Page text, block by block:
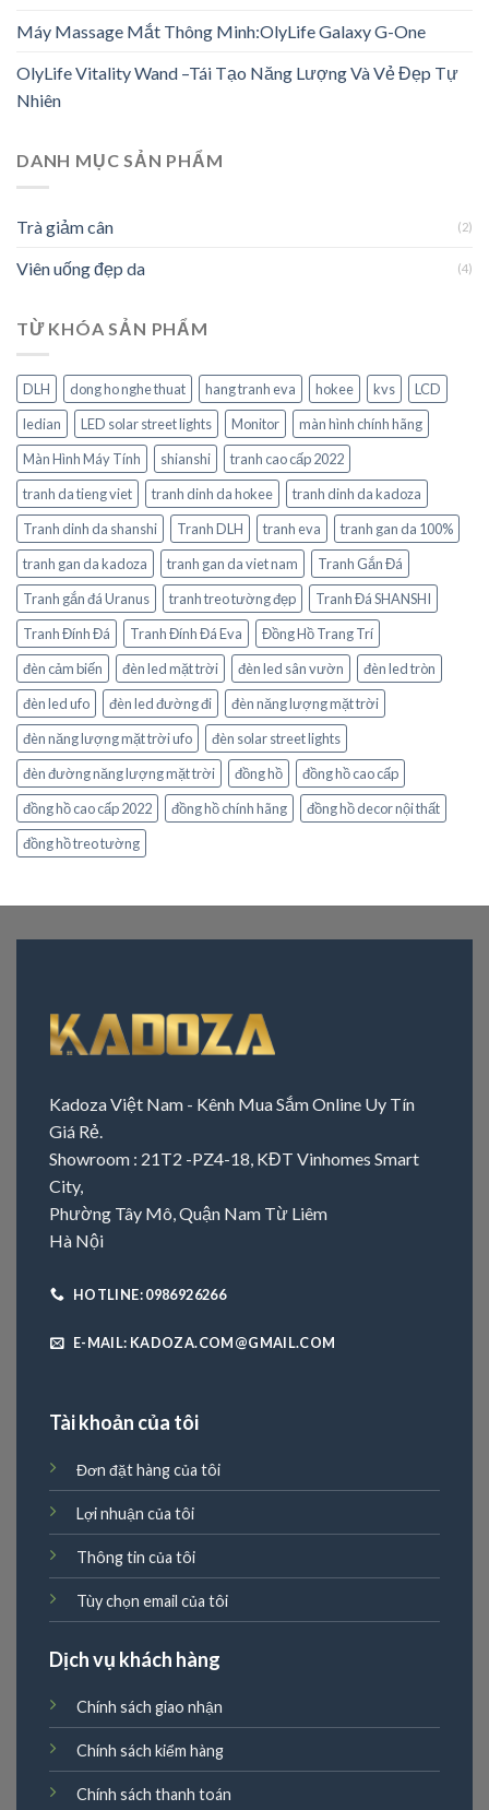
Máy Massage Mắt Thông Minh:OlyLife Galaxy G-One
OlyLife Vitality Wand –Tái Tạo Năng Lượng Và Vẻ Đẹp Tự
Nhiên
DANH MỤC SẢN PHẨM
Trà giảm cân (2)
Viên uống đẹp da (4)
TỪ KHÓA SẢN PHẨM
DLH dong ho nghe thuat hang tranh eva hokee kvs
LCD
ledian
LED solar street lights Monitor
màn hình chính hãng
Màn Hình Máy Tính
shianshi
tranh cao cấp 2022
tranh da tieng viet
tranh dinh da hokee
tranh dinh da kadoza
Tranh dinh da shanshi
Tranh DLH tranh eva
tranh gan da 100%
tranh gan da kadoza
tranh gan da viet nam
Tranh Gắn Đá
Tranh gắn đá Uranus
tranh treo tường đẹp
Tranh Đá SHANSHI
Tranh Đính Đá
Tranh Đính Đá Eva
Đồng Hồ Trang Trí
đèn cảm biến
đèn led mặt trời đèn led sân vườn
đèn led tròn
đèn led ufo
đèn led đường đi
đèn năng lượng mặt trời
đèn năng lượng mặt trời ufo
đèn solar street lights
đèn đường năng lượng mặt trời
đồng hồ
đồng hồ cao cấp
đồng hồ cao cấp 2022
đồng hồ chính hãng
đồng hồ decor nội thất
đồng hồ treo tường
Kadoza Việt Nam - Kênh Mua Sắm Online Uy Tín
Giá Rẻ.
Showroom : 21T2 -PZ4-18, KĐT Vinhomes Smart
City,
Phường Tây Mô, Quận Nam Từ Liêm
Hà Nội
HOTLINE: 0986926266
E-MAIL: KADOZA.COM@GMAIL.COM
Tài khoản của tôi
Đơn đặt hàng của tôi
Lợi nhuận của tôi
Thông tin của tôi
Tùy chọn email của tôi
Dịch vụ khách hàng
Chính sách giao nhận
Chính sách kiểm hàng
Chính sách thanh toán